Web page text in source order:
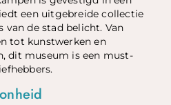
een uitgebreide collectie
van de stad belicht. Van
tot kunstwerken en
dit museum is een must-